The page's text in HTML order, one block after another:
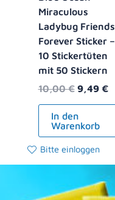
Miraculous
Ladybug Friends
Forever Sticker –
10 Stickertüten
mit 50 Stickern
10,00€ 9,49 €
In den
Warenkorb
Bitte einloggen